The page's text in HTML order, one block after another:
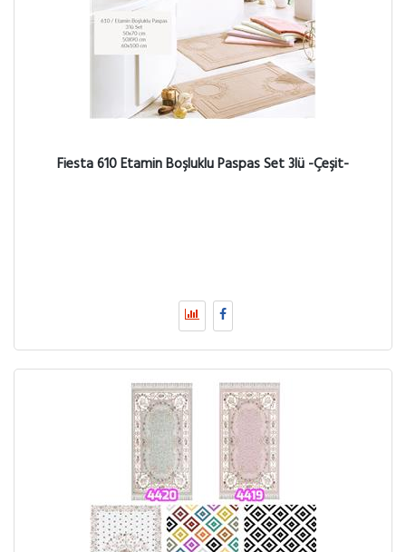
Fiesta 610 Etamin Boşluklu Paspas Set 3lü -Çeşit-